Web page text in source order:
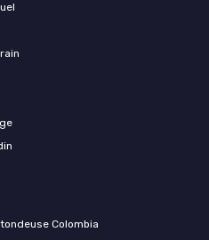
Colombia